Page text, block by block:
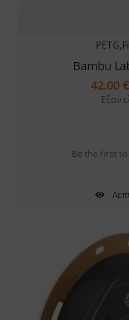
PETG,
Bambu
42.00€
Be the first to